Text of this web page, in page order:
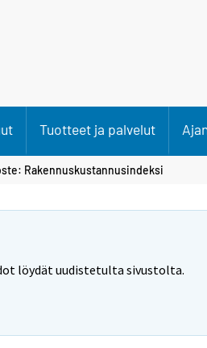
Tuotteet ja palvelut
Rakennuskustannusindeksi
löydät uudistetulta sivustolta.